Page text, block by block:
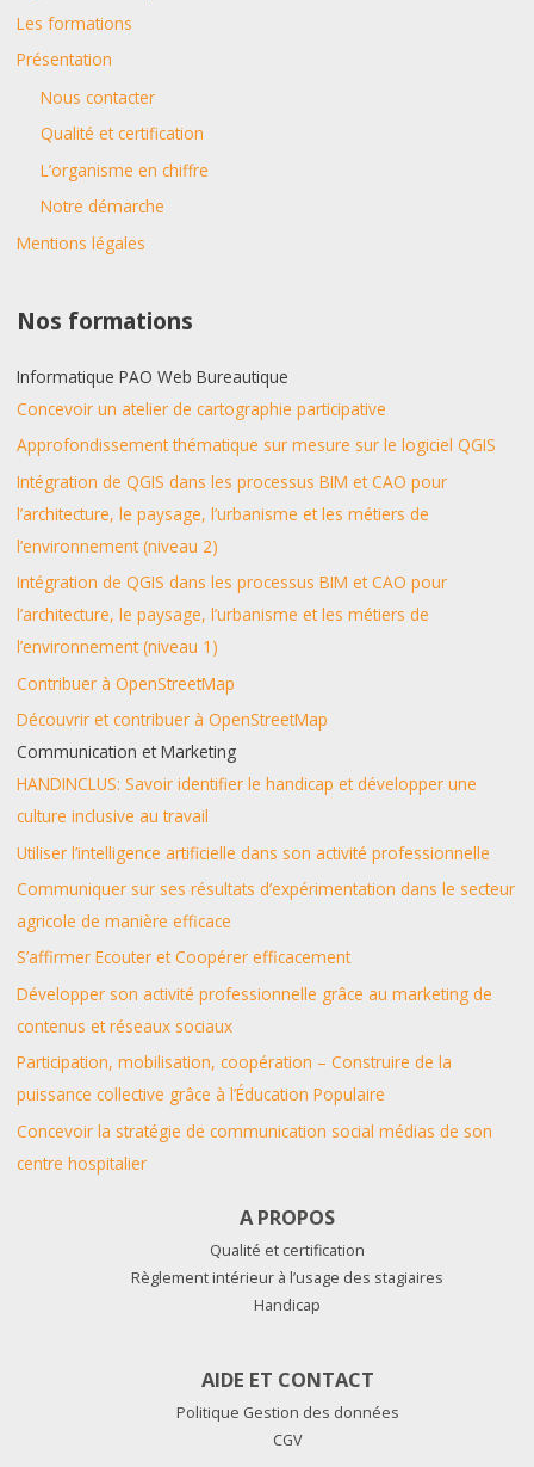
Les formations
Présentation
Nous contacter
Qualité et certification
L’organisme en chiffre
Notre démarche
Mentions légales
Nos formations
Informatique PAO Web Bureautique
Concevoir un atelier de cartographie participative
Approfondissement thématique sur mesure sur le logiciel QGIS
Intégration de QGIS dans les processus BIM et CAO pour
l’architecture, le paysage, l’urbanisme et les métiers de
l’environnement (niveau 2)
Intégration de QGIS dans les processus BIM et CAO pour
l’architecture, le paysage, l’urbanisme et les métiers de
l’environnement (niveau 1)
Contribuer à OpenStreetMap
Découvrir et contribuer à OpenStreetMap
Communication et Marketing
HANDINCLUS: Savoir identifier le handicap et développer une
culture inclusive au travail
Utiliser l’intelligence artificielle dans son activité professionnelle
Communiquer sur ses résultats d’expérimentation dans le secteur
agricole de manière efficace
S’affirmer Ecouter et Coopérer efficacement
Développer son activité professionnelle grâce au marketing de
contenus et réseaux sociaux
Participation, mobilisation, coopération – Construire de la
puissance collective grâce à l’Éducation Populaire
Concevoir la stratégie de communication social médias de son
centre hospitalier
A PROPOS
Qualité et certification
Règlement intérieur à l’usage des stagiaires
Handicap
AIDE ET CONTACT
Politique Gestion des données
CGV